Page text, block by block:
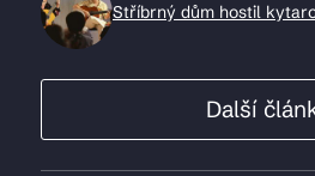
Stříbrný dům hostil
Další